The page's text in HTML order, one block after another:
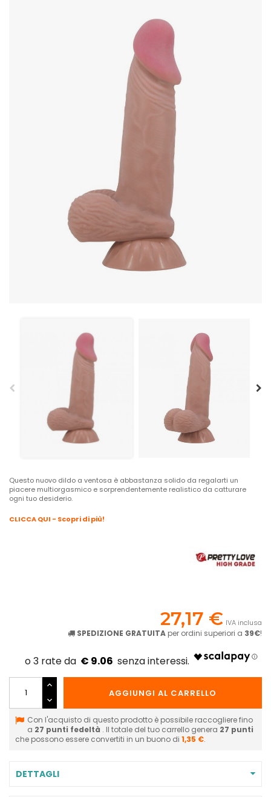
Questo nuovo dildo a ventosa è abbastanza solido da regalarti un
piacere multiorgasmico e sorprendentemente realistico da catturare
ogni tuo desiderio.
CLICCA QUI - Scopri di più!
27,17 € IVA inclusa
SPEDIZIONE GRATUITA per ordini superiori a 39€!
€ 9.06
AGGIUNGI AL CARRELLO
Con l'acquisto di questo prodotto è possibile raccogliere fino
a 27 punti fedeltà . Il totale del tuo carrello genera 27 punti
che possono essere convertiti in un buono di 1,35 €.
DETTAGLI